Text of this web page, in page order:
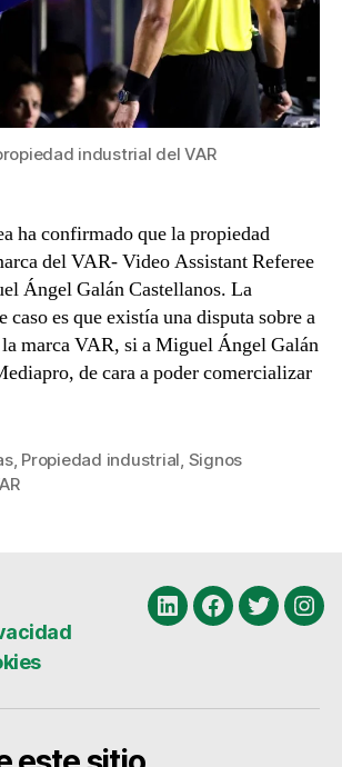
industrial del VAR
ha confirmado que la propiedad
del VAR- Video Assistant Referee
Ángel Galán Castellanos. La
caso es que existía una disputa sobre a
marca VAR, si a Miguel Ángel Galán
de cara a poder comercializar
, Propiedad industrial, Signos
LinkedinFacebook
Twitter